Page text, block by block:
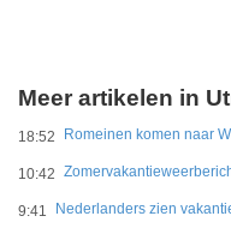
Meer artikelen in
18:52 Romeinen komen naar
10:42
9:41